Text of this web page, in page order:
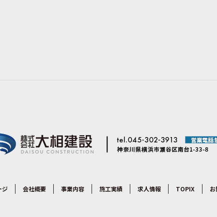
ジ 会社概要 事業内容 施工実績 求人情報 TOPIX